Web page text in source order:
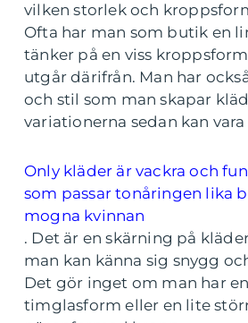
vilken storlek och
Ofta har man som butik en
tänker på en viss
utgår därifrån. Man har
och stil som man skapar
variationerna sedan kan
Only kläder är vackra och
som passar tonåringen lika
mogna kvinnan
. Det är en skärning på
man kan känna sig snygg
Det gör inget om man har
timglasform eller en lite